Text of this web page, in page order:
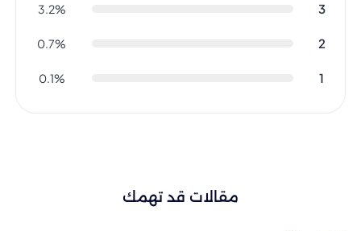
3
3.2%
0.7%
0.1%
مقالات قد تهمك